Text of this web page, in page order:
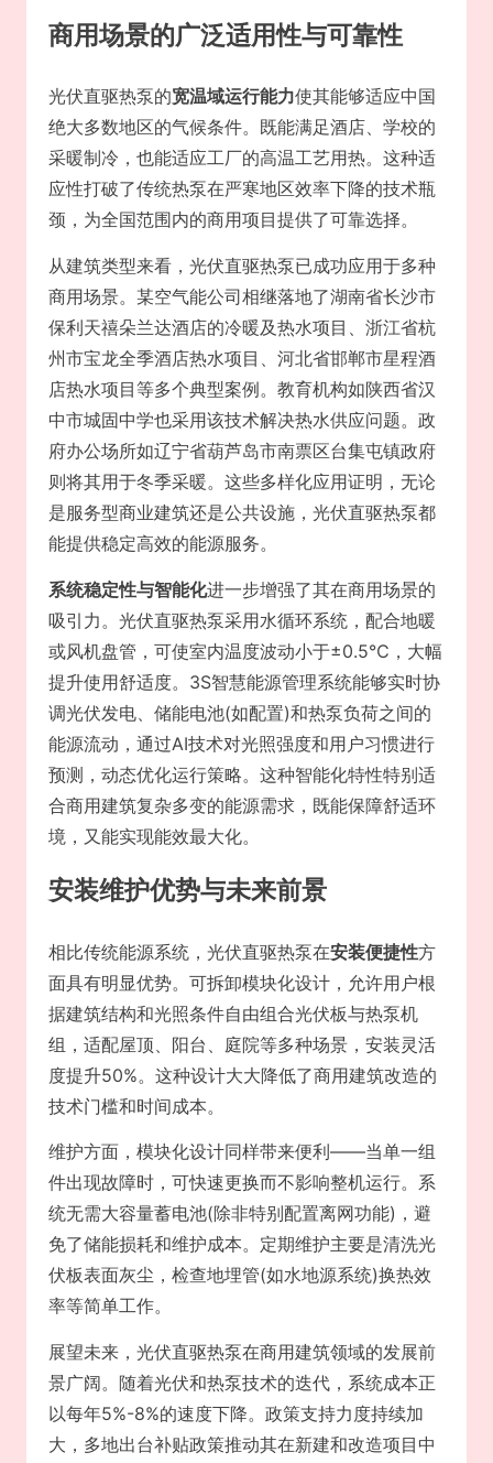
商用场景的广泛适用性与可靠性
光伏直驱热泵的宽温域运行能力使其能够适应中国
绝大多数地区的气候条件。既能满足酒店、学校的
采暖制冷，也能适应工厂的高温工艺用热。这种适
应性打破了传统热泵在严寒地区效率下降的技术瓶
颈，为全国范围内的商用项目提供了可靠选择。
从建筑类型来看，光伏直驱热泵已成功应用于多种
商用场景。某空气能公司相继落地了湖南省长沙市
保利天禧朵兰达酒店的冷暖及热水项目、浙江省杭
州市宝龙全季酒店热水项目、河北省邯郸市星程酒
店热水项目等多个典型案例。教育机构如陕西省汉
中市城固中学也采用该技术解决热水供应问题。政
府办公场所如辽宁省葫芦岛市南票区台集屯镇政府
则将其用于冬季采暖。这些多样化应用证明，无论
是服务型商业建筑还是公共设施，光伏直驱热泵都
能提供稳定高效的能源服务。
系统稳定性与智能化进一步增强了其在商用场景的
吸引力。光伏直驱热泵采用水循环系统，配合地暖
或风机盘管，可使室内温度波动小于±0.5℃，大幅
提升使用舒适度。3S智慧能源管理系统能够实时协
调光伏发电、储能电池(如配置)和热泵负荷之间的
能源流动，通过AI技术对光照强度和用户习惯进行
预测，动态优化运行策略。这种智能化特性特别适
合商用建筑复杂多变的能源需求，既能保障舒适环
境，又能实现能效最大化。
安装维护优势与未来前景
相比传统能源系统，光伏直驱热泵在安装便捷性方
面具有明显优势。可拆卸模块化设计，允许用户根
据建筑结构和光照条件自由组合光伏板与热泵机
组，适配屋顶、阳台、庭院等多种场景，安装灵活
度提升50%。这种设计大大降低了商用建筑改造的
技术门槛和时间成本。
维护方面，模块化设计同样带来便利——当单一组
件出现故障时，可快速更换而不影响整机运行。系
统无需大容量蓄电池(除非特别配置离网功能)，避
免了储能损耗和维护成本。定期维护主要是清洗光
伏板表面灰尘，检查地埋管(如水地源系统)换热效
率等简单工作。
展望未来，光伏直驱热泵在商用建筑领域的发展前
景广阔。随着光伏和热泵技术的迭代，系统成本正
以每年5%-8%的速度下降。政策支持力度持续加
大，多地出台补贴政策推动其在新建和改造项目中